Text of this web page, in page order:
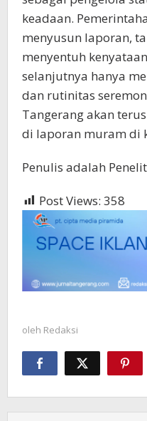
keadaan.
menyusun laporan,
menyentuh
selanjutnya hanya
dan rutinitas
Tangerang akan
di laporan muram di
Penulis adalah
Post Views: 358
oleh Redaksi